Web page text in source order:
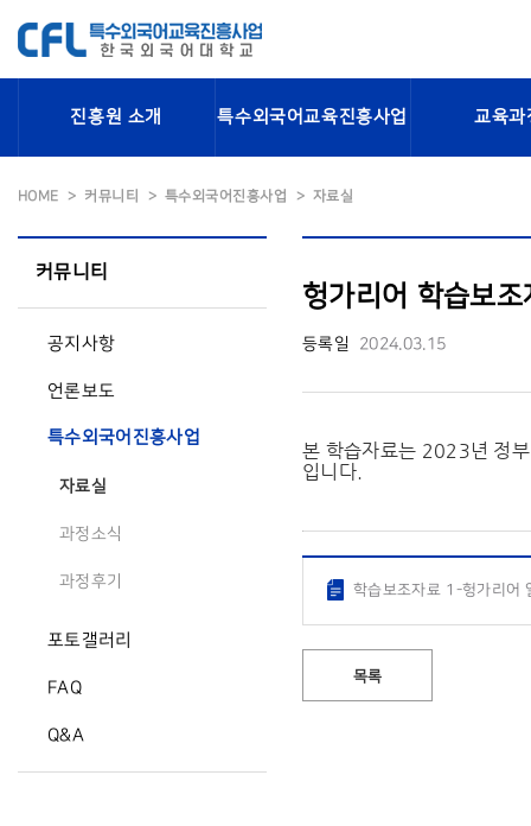
진흥원 소개 특수외국어교육진흥사업 교육과
HOME 커뮤니티 특수외국어진흥사업 자료실
커뮤니티
공지사항
언론보도
특수외국어진흥사업
자료실
과정소식
과정후기
포토갤러리
FAQ
Q&A
헝가리어 학습보
등록일 2024.03.15
본 학습자료는 2023년 정
입니다.
학습보조자료 1-헝가리어
목록